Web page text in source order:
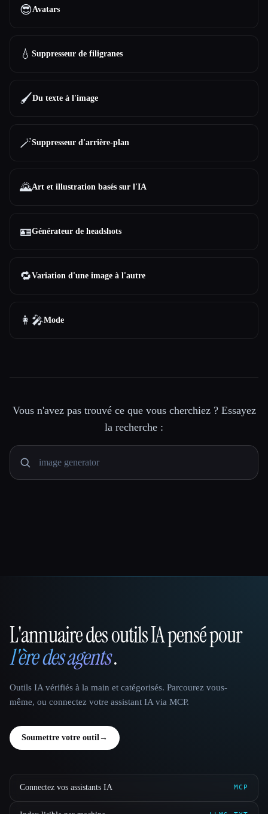
😎Avatars
💧 Suppresseur de filigranes
🖌️Du texte à l'image
🪄Suppresseur d'arrière-plan
🌄Art et illustration basés sur l'IA
🪪Générateur de headshots
🔁Variation d'une image à l'autre
👩‍🎤Mode
Vous n'avez pas trouvé ce que vous cherchiez ? Essayez
la recherche :
That AI Collection
L'annuaire des outils IA pensé pour
l'ère des agents.
Outils IA vérifiés à la main et catégorisés. Parcourez vous-
même, ou connectez votre assistant IA via MCP.
Soumettre votre outil→
Connectez vos assistants IA MCP